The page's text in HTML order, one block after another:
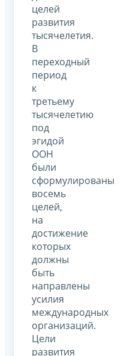
целей
развития
тысячелетия.
В
переходный
период
к
третьему
тысячелетию
под
эгидой
ООН
были
сформулированы
восемь
целей,
на
достижение
которых
должны
быть
направлены
усилия
международных
организаций.
Цели
развития